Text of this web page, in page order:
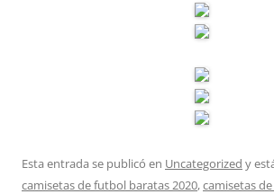
Esta entrada se publicó en Uncategorized y
camisetas de futbol baratas 2020,camisetas